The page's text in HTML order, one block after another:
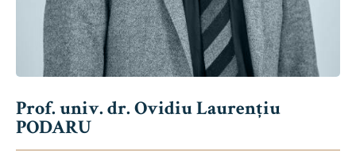
Prof. univ. dr. Ovidiu Laurențiu
PODARU